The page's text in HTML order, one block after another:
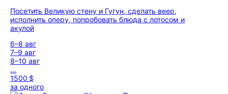
Посетить Великую стену и Гугун, сделать веер,
исполнить оперу, попробовать блюда с лотосом и
акулой
6–8 авг
7–9 авг
8–10 авг
...
1500 $
за одного